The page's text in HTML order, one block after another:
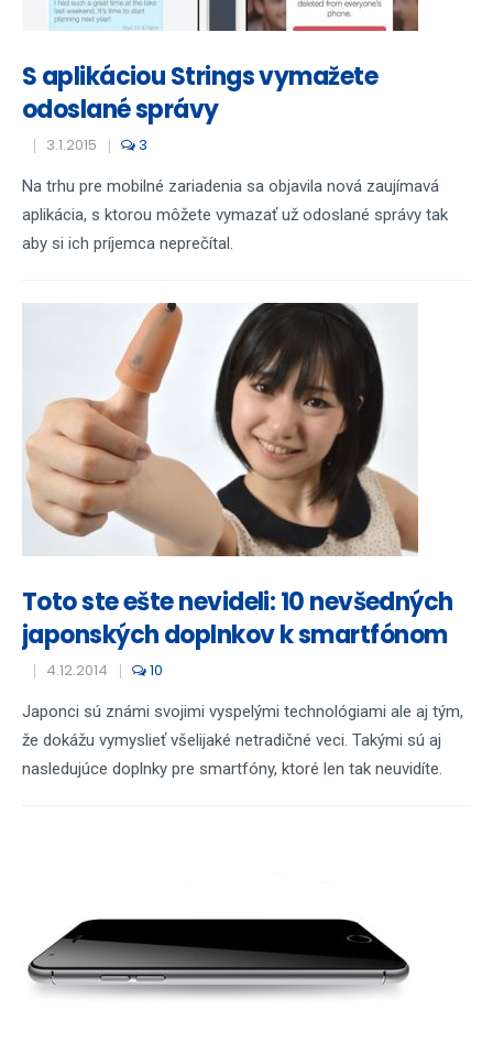
S aplikáciou Strings vymažete
odoslané správy
3.1.2015 3
Na trhu pre mobilné zariadenia sa objavila nová zaujímavá
aplikácia, s ktorou môžete vymazať už odoslané správy tak
aby si ich príjemca neprečítal.
Toto ste ešte nevideli: 10 nevšedných
japonských doplnkov k smartfónom
4.12.2014 10
Japonci sú známi svojimi vyspelými technológiami ale aj tým,
že dokážu vymyslieť všelijaké netradičné veci. Takými sú aj
nasledujúce doplnky pre smartfóny, ktoré len tak neuvidíte.